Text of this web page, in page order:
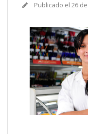
Publicado el 26